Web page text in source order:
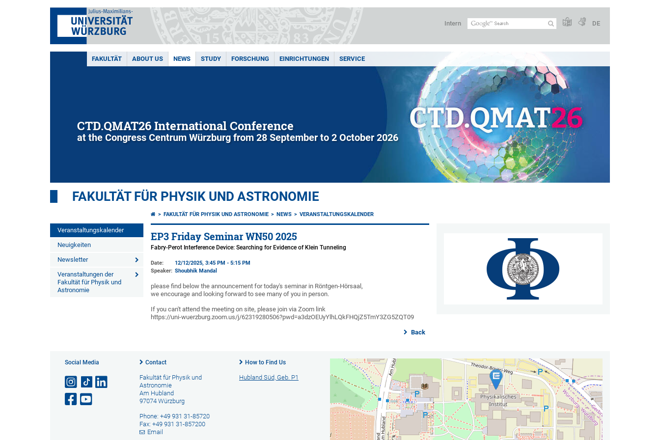
Intern DE
FAKULTÄT ABOUT US NEWS STUDY FORSCHUNG EINRICHTUNGEN SERVICE
CTD.QMAT26 International Conference
at the Congress Centrum Würzburg from 28 September to 2 October 2026
FAKULTÄT FÜR PHYSIK UND ASTRONOMIE
Veranstaltungskalender
Neuigkeiten
Newsletter
Veranstaltungen der
Fakultät für Physik und
Astronomie
FAKULTÄT FÜR PHYSIK UND ASTRONOMIE NEWS VERANSTALTUNGSKALENDER
EP3 Friday Seminar WN50 2025
Fabry-Perot Interference Device: Searching for Evidence of Klein Tunneling
Date:
12/12/2025, 3:45 PM - 5:15 PM
Speaker: Shoubhik Mandal
please find below the announcement for today's seminar in Röntgen-Hörsaal,
we encourage and looking forward to see many of you in person.
If you can't attend the meeting on site, please join via Zoom link
https://uni-wuerzburg.zoom.us/j/62319280506?pwd=a3dzOEUyYlhLQkFHQjZ5TmY3ZG5ZQT09
Back
Social Media Contact
Fakultät für Physik und
Astronomie
Am Hubland
97074 Würzburg
Phone: +49 931 31-85720
Fax: +49 931 31-857200
Email
How to Find Us
Hubland Süd, Geb. P1